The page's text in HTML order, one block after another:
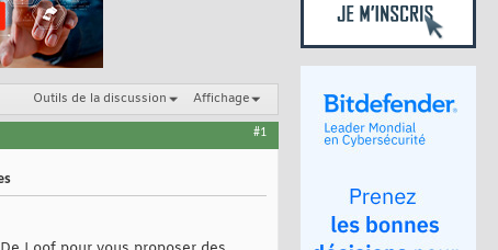
Outils de la discussion Affichage
#1